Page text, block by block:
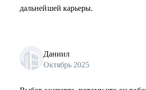
дальнейшей карьеры.
Даниил
Октябрь 2025